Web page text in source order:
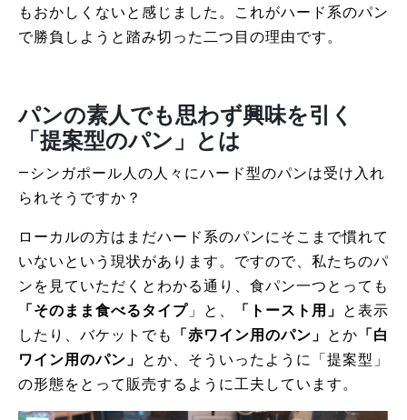
もおかしくないと感じました。これがハード系のパン
で勝負しようと踏み切った二つ目の理由です。
パンの素人でも思わず興味を引く
「提案型のパン」とは
―シンガポール人の人々にハード型のパンは受け入れ
られそうですか？
ローカルの方はまだハード系のパンにそこまで慣れて
いないという現状があります。ですので、私たちのパ
ンを見ていただくとわかる通り、食パン一つとっても
「そのまま食べるタイプ 」と、 「トースト用」 と表示
したり、バケットでも
「赤ワイン用のパン」 とか 「白
ワイン用のパン」 とか、そういったように「提案型」
の形態をとって販売するように工夫しています。